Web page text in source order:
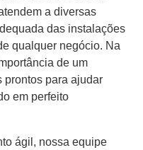
a diversas
das instalações
qualquer negócio. Na
de um
prontos para ajudar
em perfeito
ágil, nossa equipe